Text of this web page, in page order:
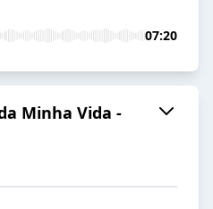
07:20
Minha Vida -